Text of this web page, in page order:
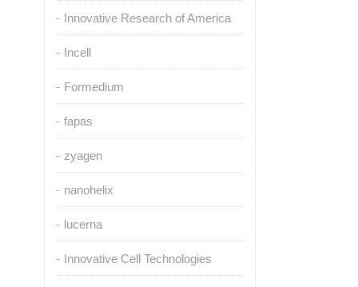
Innovative Research of America
Incell
Formedium
fapas
zyagen
nanohelix
lucerna
Innovative Cell Technologies